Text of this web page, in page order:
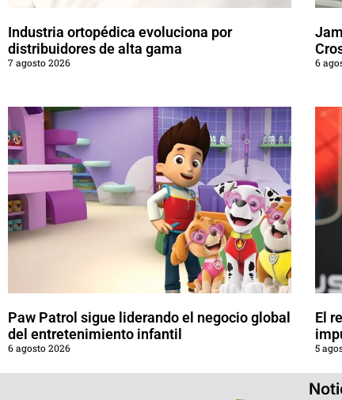
Industria ortopédica evoluciona por
distribuidores de alta gama
7 agosto 2026 6
Paw Patrol sigue liderando el negocio global
del entretenimiento infantil
6 agosto 2026
El
5